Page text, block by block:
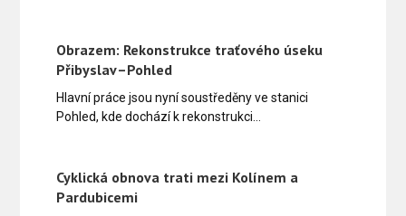
Obrazem: Rekonstrukce traťového úseku
Přibyslav–Pohled
Hlavní práce jsou nyní soustředěny ve stanici
Pohled, kde dochází k rekonstrukci…
Cyklická obnova trati mezi Kolínem a
Pardubicemi